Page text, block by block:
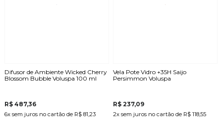
Difusor de Ambiente Wicked Cherry
Blossom Bubble Voluspa 100 ml
R$ 487,36
6x sem juros no cartãode R$ 81,23
Vela Pote Vidro +35H Saijo
Persimmon Voluspa
R$ 237,09
2x sem juros no cartão de R$ 118,55